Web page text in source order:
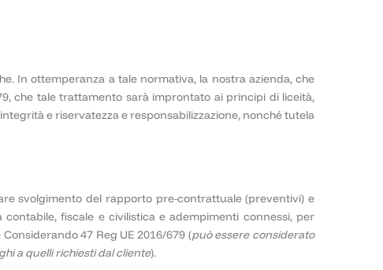
In ottemperanza a tale normativa, la nostra azienda, che
che tale trattamento sarà improntato ai principi di liceità,
e riservatezza e responsabilizzazione, nonché tutela
svolgimento del rapporto pre-contrattuale (preventivi) e
fiscale e civilistica e adempimenti connessi, per
47 Reg UE 2016/679 (può essere considerato
a quelli richiesti dal cliente).